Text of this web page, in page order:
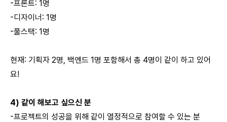
-프론트: 1명
-디자이너: 1명
-풀스택: 1명
현재: 기획자 2명, 백엔드 1명 포함해서 총 4명이 같이 하고 있어
요!
4) 같이 해보고 싶으신 분
-프로젝트의 성공을 위해 같이 열정적으로 참여할 수 있는 분